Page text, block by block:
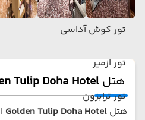
تور کوش آداسی
تور ازمیر
تور ترابزون
هتلTulip Doha Hotel
هتل Golden Tulip Doha Hotel